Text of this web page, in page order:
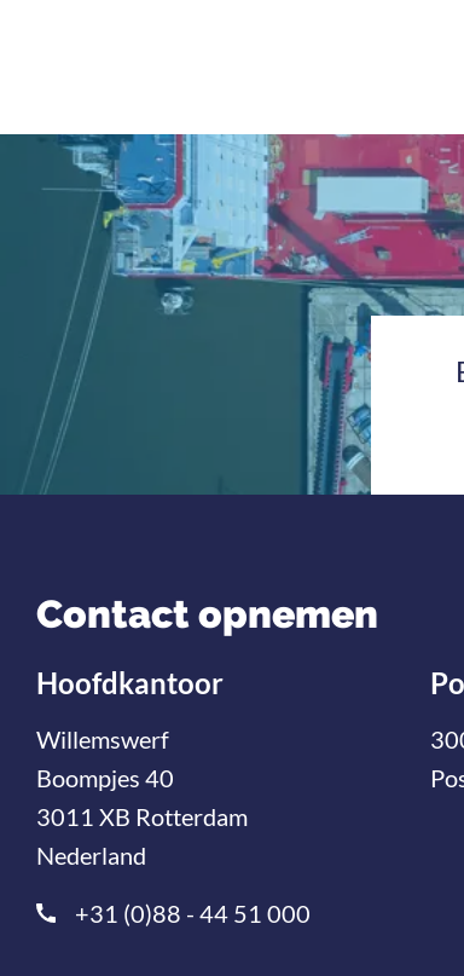
Contact opnemen
Hoofdkantoor
Willemswerf
Boompjes 40
3011 XB Rotterdam
Nederland
+31 (0)88 - 44 51 000